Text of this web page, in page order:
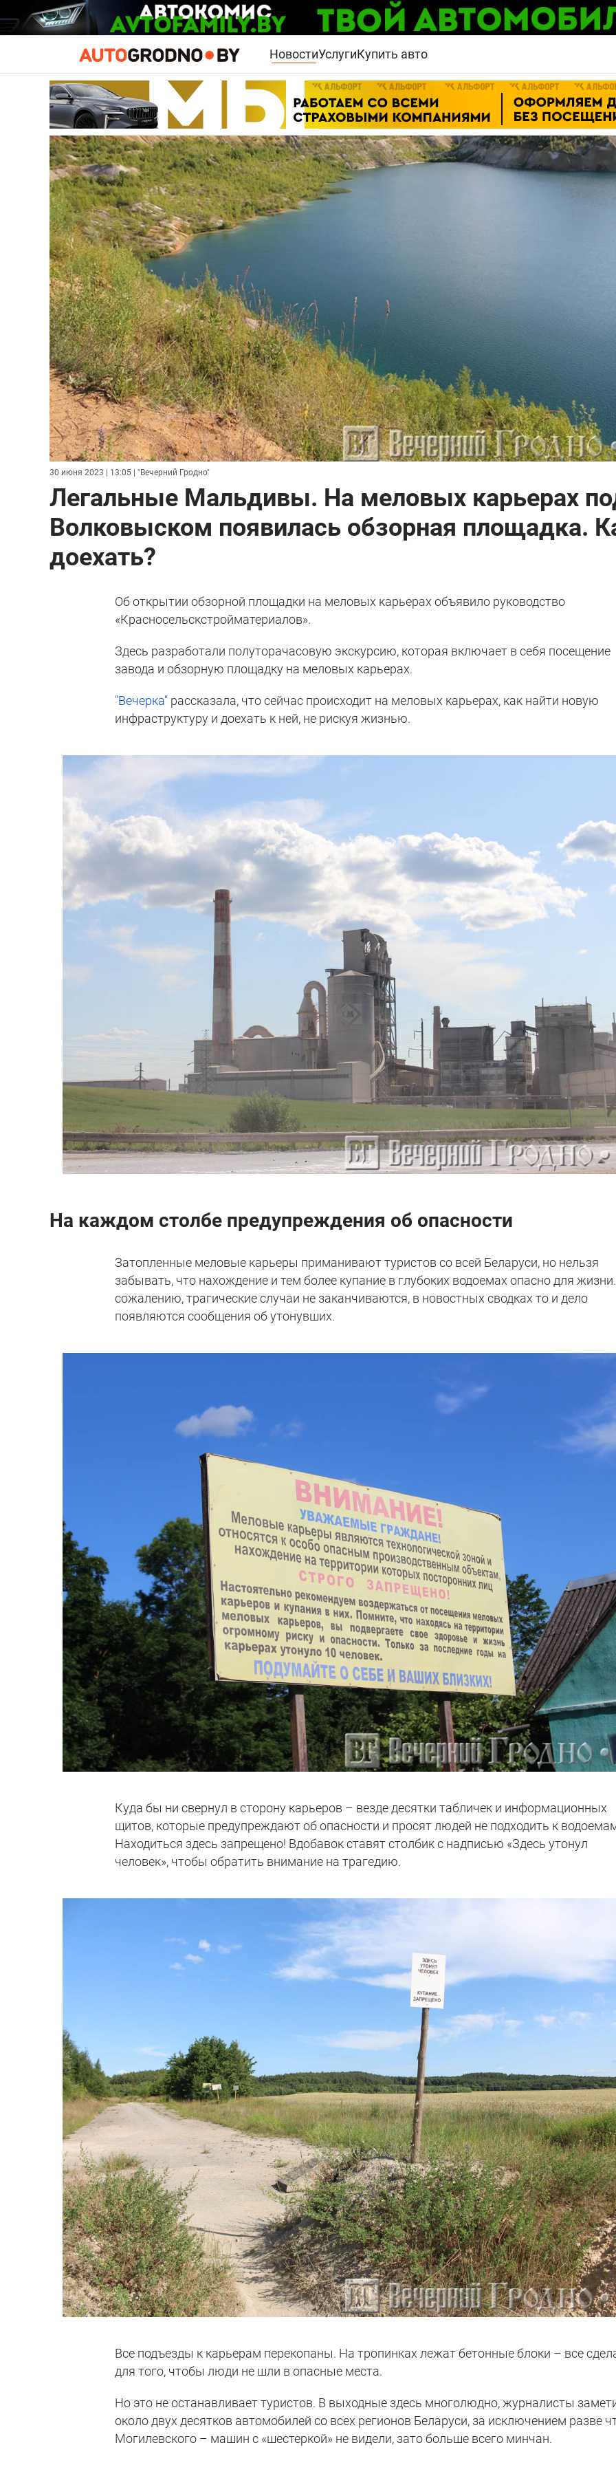
НовостиУслугиКупить авто
30 июня 2023 | 13:05 | "Вечерний Гродно"
Легальные Мальдивы. На меловых карьерах
Волковыском появилась обзорная площадка.
доехать?
Об открытии обзорной площадки на меловых карьерах объявило руководство
«Красносельскстройматериалов».
Здесь разработали полуторачасовую экскурсию, которая включает в себя посещение
завода и обзорную площадку на меловых карьерах.
"Вечерка" рассказала, что сейчас происходит на меловых карьерах, как найти новую
инфраструктуру и доехать к ней, не рискуя жизнью.
На каждом столбе предупреждения об опасности
Затопленные меловые карьеры приманивают туристов со всей Беларуси, но нельзя
забывать, что нахождение и тем более купание в глубоких водоемах опасно для
сожалению, трагические случаи не заканчиваются, в новостных сводках то и дело
появляются сообщения об утонувших.
Куда бы ни свернул в сторону карьеров – везде десятки табличек и информационных
щитов, которые предупреждают об опасности и просят людей не подходить к
Находиться здесь запрещено! Вдобавок ставят столбик с надписью «Здесь утонул
человек», чтобы обратить внимание на трагедию.
Все подъезды к карьерам перекопаны. На тропинках лежат бетонные блоки – все
для того, чтобы люди не шли в опасные места.
Но это не останавливает туристов. В выходные здесь многолюдно, журналисты
около двух десятков автомобилей со всех регионов Беларуси, за исключением разве
Могилевского – машин с «шестеркой» не видели, зато больше всего минчан.